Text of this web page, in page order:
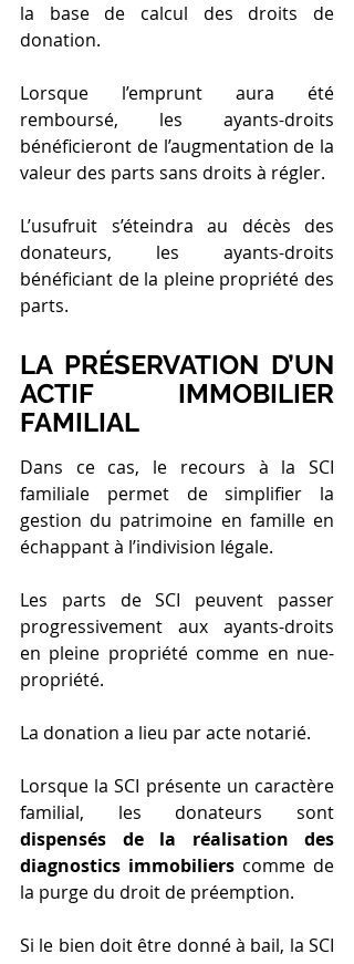
la base de calcul des droits de
donation.
Lorsque l’emprunt aura été
remboursé, les ayants-droits
bénéficieront de l’augmentation de la
valeur des parts sans droits à régler.
L’usufruit s’éteindra au décès des
donateurs, les ayants-droits
bénéficiant de la pleine propriété des
parts.
LA PRÉSERVATION D’UN
ACTIF IMMOBILIER
FAMILIAL
Dans ce cas, le recours à la SCI
familiale permet de simplifier la
gestion du patrimoine en famille en
échappant à l’indivision légale.
Les parts de SCI peuvent passer
progressivement aux ayants-droits
en pleine propriété comme en nue-
propriété.
La donation a lieu par acte notarié.
Lorsque la SCI présente un caractère
dispensés de la réalisation des
diagnostics immobiliers comme de
la purge du droit de préemption.
Si le bien doit être donné à bail, la SCI